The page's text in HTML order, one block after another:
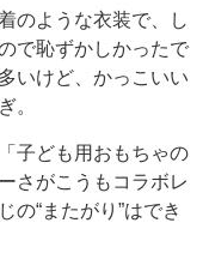
のような衣装で、し
で恥ずかしかったで
いけど、かっこいい
。
子ども用おもちゃの
さがこうもコラボレ
の“またがり”はでき